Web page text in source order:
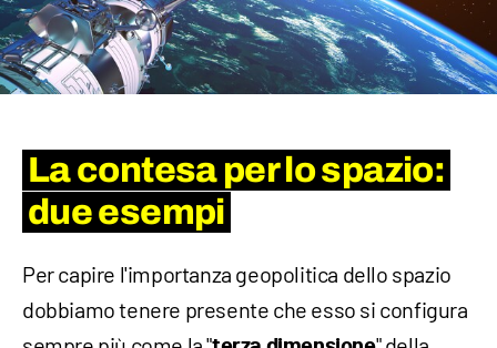
La contesa per lo spazio:
due esempi
Per capire l'importanza geopolitica dello spazio
dobbiamo tenere presente che esso si configura